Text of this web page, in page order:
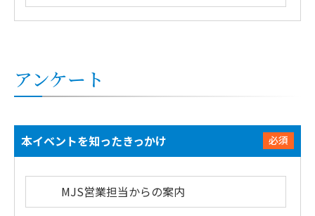
アンケート
必須
本イベントを知ったきっかけ
MJS営業担当からの案内